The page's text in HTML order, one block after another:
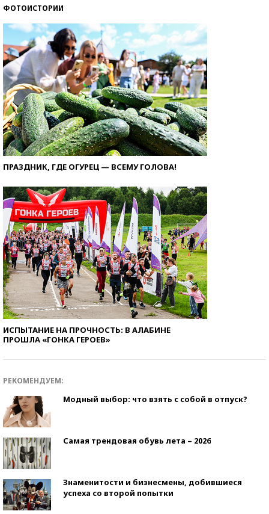
ФОТОИСТОРИИ
ПРАЗДНИК, ГДЕ ОГУРЕЦ — ВСЕМУ ГОЛОВА!
ИСПЫТАНИЕ НА ПРОЧНОСТЬ: В АЛАБИНЕ
ПРОШЛА «ГОНКА ГЕРОЕВ»
РЕКОМЕНДУЕМ:
Модный выбор: что взять с собой в отпуск?
Самая трендовая обувь лета – 2026
Знаменитости и бизнесмены, добившиеся
успеха со второй попытки